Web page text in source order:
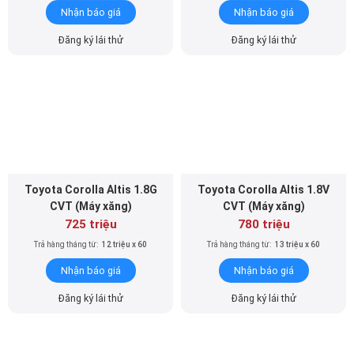
Nhận báo giá
Đăng ký lái thử
Nhận báo giá
Đăng ký lái thử
Toyota Corolla Altis 1.8G
CVT (Máy xăng)
725 triệu
Trả hàng tháng từ: 12 triệu x 60
Nhận báo giá
Đăng ký lái thử
Toyota Corolla Altis 1.8V
CVT (Máy xăng)
780 triệu
Trả hàng tháng từ: 13 triệu x 60
Nhận báo giá
Đăng ký lái thử